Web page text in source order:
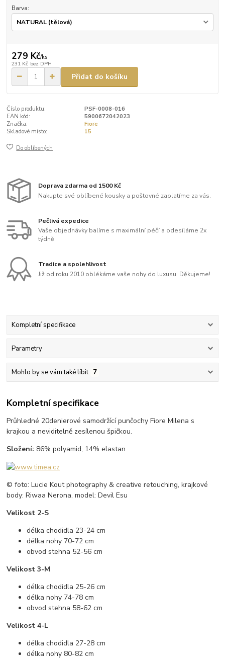
Barva:
279 Kč/ks
231 Kč bez DPH
Přidat do košíku
Číslo produktu:
PSF-0008-016
EAN kód:
5900672042023
Značka:
Fiore
Skladové místo:
15
Do oblíbených
Doprava zdarma od 1500 Kč
Nakupte své oblíbené kousky a poštovné zaplatíme za vás.
Pečlivá expedice
Vaše objednávky balíme s maximální péčí a odesíláme 2x
týdně.
Tradice a spolehlivost
Již od roku 2010 oblékáme vaše nohy do luxusu. Děkujeme!
Kompletní specifikace
Parametry
Mohlo by se vám také líbit 7
Kompletní specifikace
Průhledné 20denierové samodržící punčochy Fiore Milena s
krajkou a neviditelně zesílenou špičkou.
Složení: 86% polyamid, 14% elastan
© foto: Lucie Kout photography & creative retouching, krajkové
body: Riwaa Nerona, model: Devil Esu
Velikost 2-S
délka chodidla 23-24 cm
délka nohy 70-72 cm
obvod stehna 52-56 cm
Velikost 3-M
délka chodidla 25-26 cm
délka nohy 74-78 cm
obvod stehna 58-62 cm
Velikost 4-L
délka chodidla 27-28 cm
délka nohy 80-82 cm